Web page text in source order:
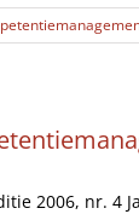
2006, nr. 4